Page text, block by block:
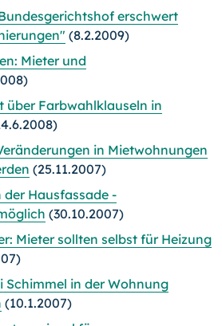
erschwert
(8.2.2009)
Mieter und
über Farbwahlklauseln in
in Mietwohnungen
(25.11.2007)
Hausfassade -
(30.10.2007)
Mieter sollten selbst für Heizung
Schimmel in der Wohnung
(10.1.2007)